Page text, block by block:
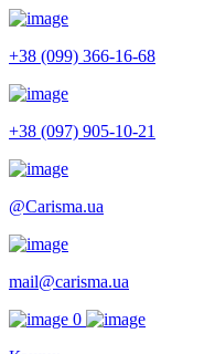
+38 (099) 366-16-68
+38 (097) 905-10-21
@Carisma.ua
mail@carisma.ua
0